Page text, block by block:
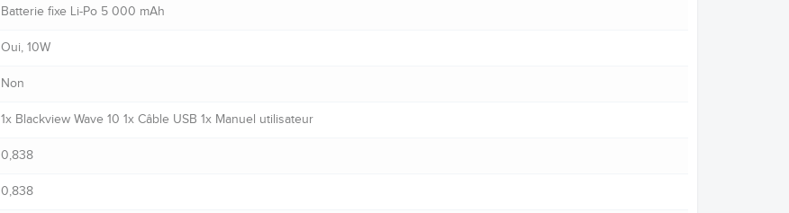
Batterie fixe Li-Po 5 000 mAh
Oui, 10W
Non
1x Blackview Wave 10 1x Câble USB 1x Manuel utilisateur
0,838
0,838